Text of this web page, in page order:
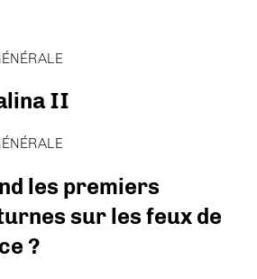
II
les premiers
sur les feux de
?